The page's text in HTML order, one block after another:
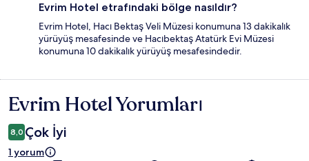
Evrim Hotel etrafındaki bölge nasıldır?
Evrim Hotel, Hacı Bektaş Veli Müzesi konumuna 13 dakikalık
yürüyüş mesafesinde ve Hacıbektaş Atatürk Evi Müzesi
konumuna 10 dakikalık yürüyüş mesafesindedir.
Yorumlar
Evrim Hotel Yorumları
8,0 Çok İyi
1 yorum